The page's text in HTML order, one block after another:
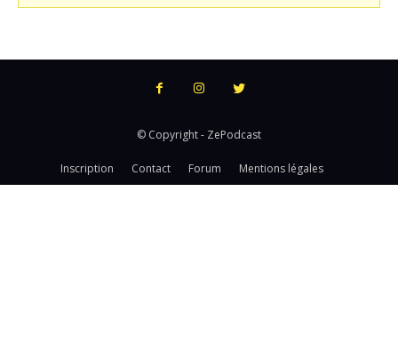
© Copyright - ZePodcast
Inscription Contact Forum Mentions légales